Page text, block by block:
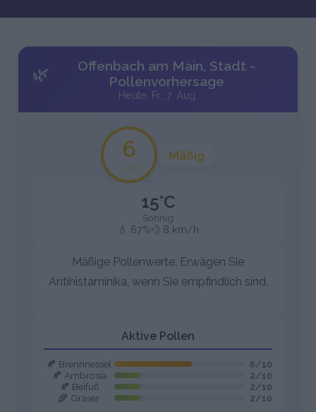
🌿
Offenbach am Main, Stadt -
Pollenvorhersage
Heute, Fr., 7. Aug.
6
/10
Mäßig
15°C
Sonnig
💧 67%💨 8 km/h
Mäßige Pollenwerte. Erwägen Sie
Antihistaminika, wenn Sie empfindlich sind.
Aktive Pollen
🍂 Brennnessel 6/10
🍂 Ambrosia 2/10
🍂 Beifuß 2/10
🌾 Gräser 2/10